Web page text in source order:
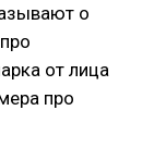
о
от лица
про